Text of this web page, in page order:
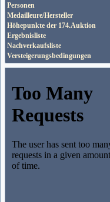
Personen
Medailleure/Hersteller
Höhepunkte der 174.Auktion
Ergebnisliste
Nachverkaufsliste
Versteigerungsbedingungen